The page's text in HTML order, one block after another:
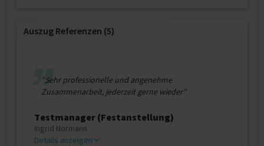
Auszug Referenzen (5)
"Sehr professionelle und angenehme
Zusammenarbeit, jederzeit gerne wieder"
Testmanager (Festanstellung)
Ingrid Normann
Details anzeigen